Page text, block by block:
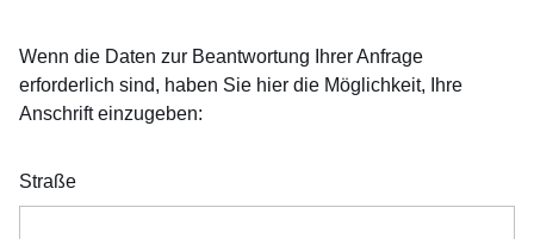
Wenn die Daten zur Beantwortung Ihrer Anfrage
erforderlich sind, haben Sie hier die Möglichkeit, Ihre
Anschrift einzugeben:
Straße